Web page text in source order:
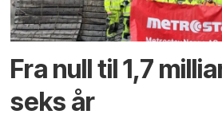
Fra null til 1,7
seks år